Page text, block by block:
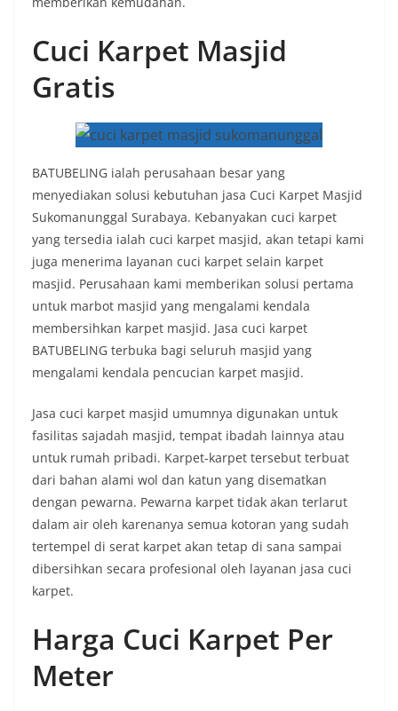
Cuci Karpet Masjid
Gratis
BATUBELING ialah perusahaan besar yang
menyediakan solusi kebutuhan jasa Cuci Karpet Masjid
Sukomanunggal Surabaya. Kebanyakan cuci karpet
yang tersedia ialah cuci karpet masjid, akan tetapi kami
juga menerima layanan cuci karpet selain karpet
masjid. Perusahaan kami memberikan solusi pertama
untuk marbot masjid yang mengalami kendala
membersihkan karpet masjid. Jasa cuci karpet
BATUBELING terbuka bagi seluruh masjid yang
mengalami kendala pencucian karpet masjid.
Jasa cuci karpet masjid umumnya digunakan untuk
fasilitas sajadah masjid, tempat ibadah lainnya atau
untuk rumah pribadi. Karpet-karpet tersebut terbuat
dari bahan alami wol dan katun yang disematkan
dengan pewarna. Pewarna karpet tidak akan terlarut
dalam air oleh karenanya semua kotoran yang sudah
tertempel di serat karpet akan tetap di sana sampai
dibersihkan secara profesional oleh layanan jasa cuci
karpet.
Harga Cuci Karpet Per
Meter